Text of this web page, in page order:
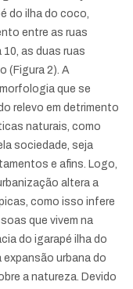
do ilha do coco,
entre as ruas
as duas ruas
(Figura 2). A
que se
relevo em detrimento
naturais, como
sociedade, seja
e afins. Logo,
altera a
como isso infere
que vivem na
do igarapé ilha do
urbana do
a natureza. Devido